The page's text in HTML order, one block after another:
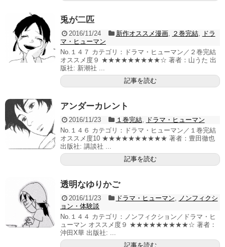
兎が二匹
2016/11/24 新作オススメ漫画, ２巻完結, ドラ
マ・ヒューマン
No.１４７ カテゴリ：ドラマ・ヒューマン／２巻完結
オススメ度９ ★★★★★★★★★☆ 著者：山うた 出
版社: 新潮社 ...
記事を読む
アンダーカレント
2016/11/23 １巻完結, ドラマ・ヒューマン
No.１４６ カテゴリ：ドラマ・ヒューマン／１巻完結
オススメ度10 ★★★★★★★★★★ 著者：豊田徹也
出版社: 講談社 ...
記事を読む
透明なゆりかご
2016/11/23 ドラマ・ヒューマン, ノンフィクシ
ョン・体験談
No.１４４ カテゴリ：ノンフィクション／ドラマ・ヒ
ューマン オススメ度９ ★★★★★★★★★☆ 著者：
沖田X華 出版社: ...
記事を読む